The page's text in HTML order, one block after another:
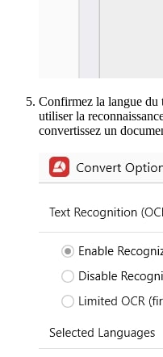
Confirmez la langue du
utiliser la
convertissez un